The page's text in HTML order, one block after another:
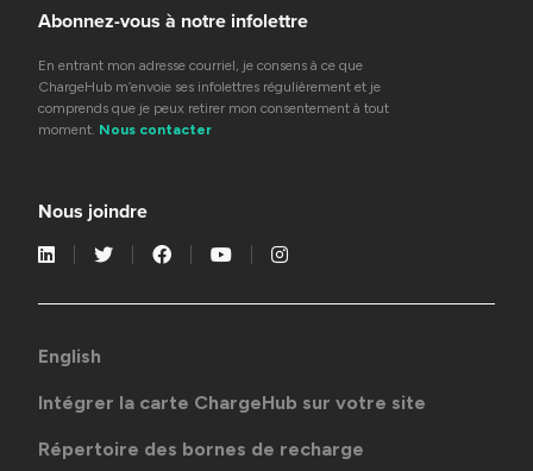
Abonnez-vous à notre infolettre
En entrant mon adresse courriel, je consens à ce que
ChargeHub m’envoie ses infolettres régulièrement et je
comprends que je peux retirer mon consentement à tout
moment. Nous contacter
Nous joindre
English
Intégrer la carte ChargeHub sur votre site
Répertoire des bornes de recharge